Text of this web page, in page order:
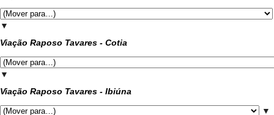
▼
Viação Raposo Tavares - Cotia
▼
Viação Raposo Tavares - Ibiúna
▼